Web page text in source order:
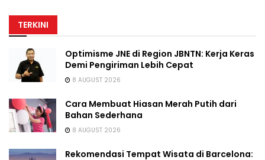
TERKINI
Optimisme JNE di Region JBNTN: Kerja Keras
Demi Pengiriman Lebih Cepat
8 AUGUST 2026
Cara Membuat Hiasan Merah Putih dari
Bahan Sederhana
8 AUGUST 2026
Rekomendasi Tempat Wisata di Barcelona: